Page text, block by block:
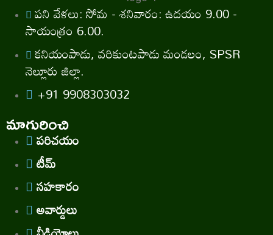
పని వేళలు: సోమ - శనివారం: ఉదయం 9.00 -
సాయంత్రం 6.00.
కనియంపాడు, వరికుంటపాడు మండలం, SPSR
నెల్లూరు జిల్లా.
+91 9908303032
మాగురించి
పరిచయం
టీమ్
సహకారం
అవార్డులు